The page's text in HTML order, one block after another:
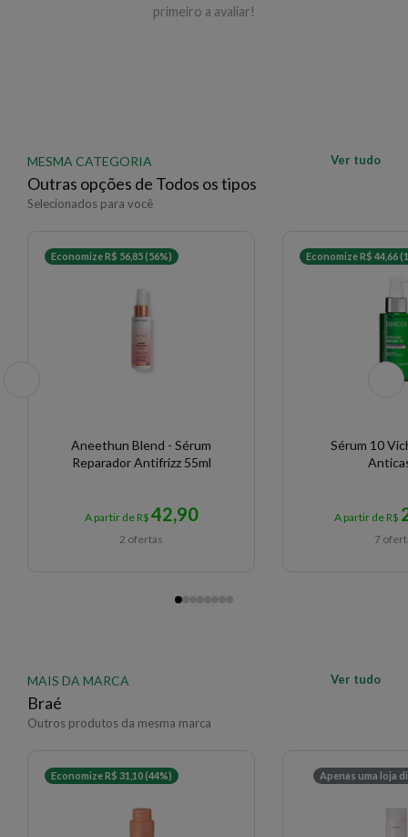
primeiro a avaliar!
MESMA CATEGORIA
Outras opções de Todos os tipos
Selecionados para você
Ver tudo
Economize R$ 56,85 (56%)
Aneethun Blend - Sérum
Reparador Antifrizz 55ml
A partir de R$ 42,90
2 ofertas
Economize R$ 44,66
Sérum 10
A partir de R$
7
MAIS DA MARCA
Braé
Outros produtos da mesma marca
Ver tudo
Economize R$ 31,10 (44%) Apenas uma loja